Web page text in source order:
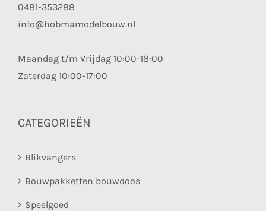
0481-353288
info@hobmamodelbouw.nl
Maandag t/m Vrijdag 10:00-18:00
Zaterdag 10:00-17:00
CATEGORIEËN
Blikvangers
Bouwpakketten bouwdoos
Speelgoed